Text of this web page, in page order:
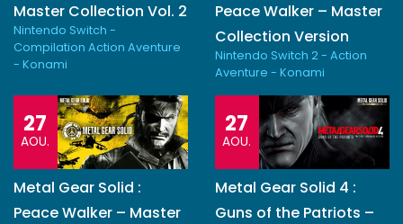
Master Collection Vol. 2
Nintendo Switch -
Compilation Action Aventure
- Konami
Peace Walker – Master
Collection Version
Nintendo Switch 2 - Action
Aventure - Konami
27
AOU.
Metal Gear Solid :
Peace Walker – Master
27
AOU.
Metal Gear Solid 4 :
Guns of the Patriots –